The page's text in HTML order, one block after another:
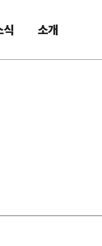
식 소개